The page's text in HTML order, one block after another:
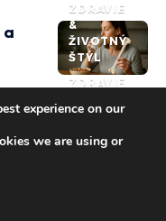
ZDRAVIE
&
ŽIVOTNÝ
ŠTÝL
a
ZDRAVIE
ŽIVOTNÝ
experience on our
we are using or